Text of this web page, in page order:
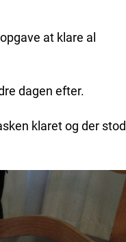
at klare al
dagen efter.
klaret og der stod